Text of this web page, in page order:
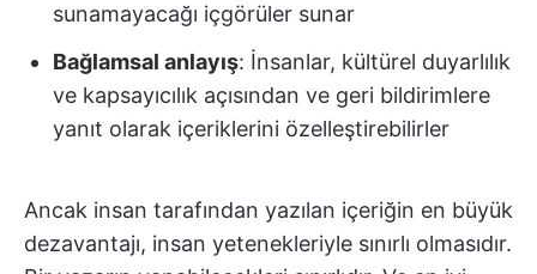
sunamayacağı içgörüler sunar
Bağlamsal anlayış: İnsanlar, kültürel duyarlılık
ve kapsayıcılık açısından ve geri bildirimlere
yanıt olarak içeriklerini özelleştirebilirler
Ancak insan tarafından yazılan içeriğin en büyük
dezavantajı, insan yetenekleriyle sınırlı olmasıdır.